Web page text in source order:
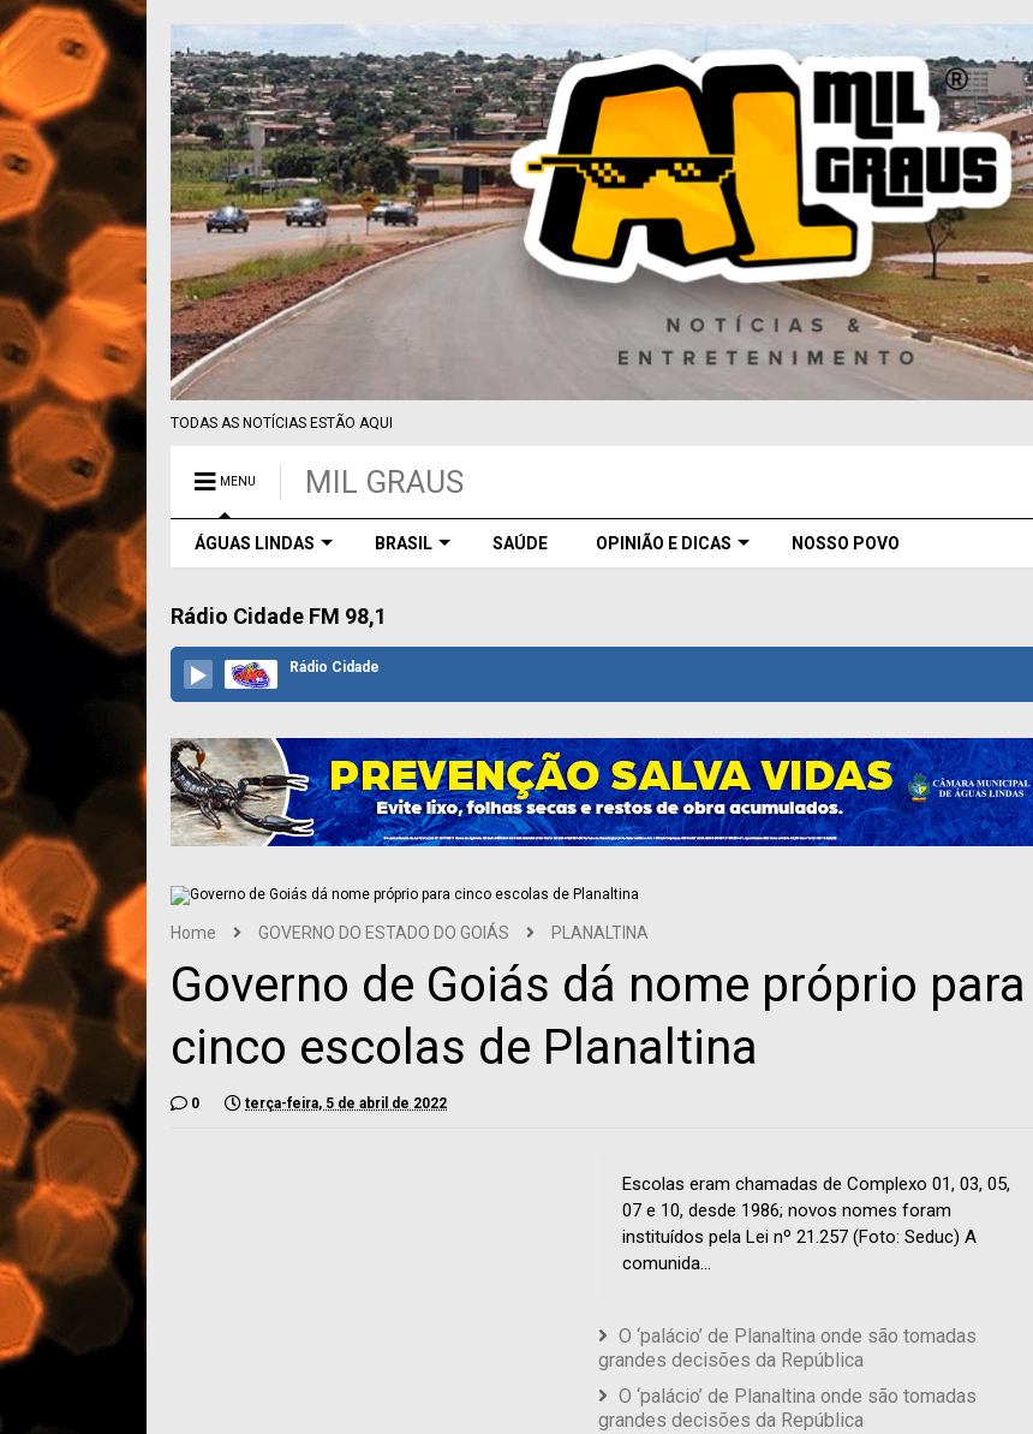
TODAS AS NOTÍCIAS ESTÃO AQUI
MENU MIL GRAUS
ÁGUAS LINDAS BRASIL SAÚDE OPINIÃO E DICAS NOSSO POVO
Rádio Cidade FM 98,1
Rádio Cidade
Home GOVERNO DO ESTADO DO GOIÁS PLANALTINA
Governo de Goiás dá nome próprio para
cinco escolas de Planaltina
0 terça-feira, 5 de abril de 2022
Escolas eram chamadas de Complexo 01, 03, 05,
07 e 10, desde 1986; novos nomes foram
instituídos pela Lei nº 21.257 (Foto: Seduc) A
comunida...
O ‘palácio’ de Planaltina onde são tomadas
grandes decisões da República
O ‘palácio’ de Planaltina onde são tomadas
grandes decisões da República